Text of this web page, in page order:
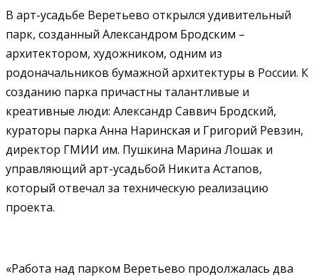
В арт-усадьбе Веретьево открылся удивительный
парк, созданный Александром Бродским –
архитектором, художником, одним из
родоначальников бумажной архитектуры в России. К
созданию парка причастны талантливые и
креативные люди: Александр Саввич Бродский,
кураторы парка Анна Наринская и Григорий Ревзин,
директор ГМИИ им. Пушкина Марина Лошак и
управляющий арт-усадьбой Никита Астапов,
который отвечал за техническую реализацию
проекта.
«Работа над парком Веретьево продолжалась два